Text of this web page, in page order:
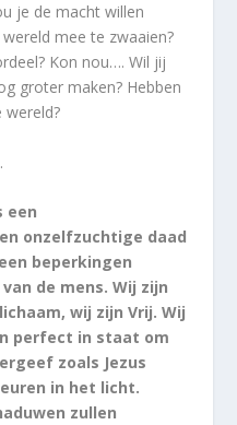
je de macht willen
mee te zwaaien?
Kon nou…. Wil jij
groter maken? Hebben
wereld?
een
onzelfzuchtige daad
beperkingen
de mens. Wij zijn
wij zijn Vrij. Wij
perfect in staat om
zoals Jezus
in het licht.
zullen